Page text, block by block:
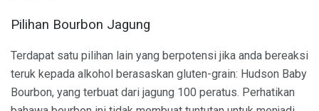
Pilihan Bourbon Jagung
Terdapat satu pilihan lain yang berpotensi jika anda bereaksi
teruk kepada alkohol berasaskan gluten-grain: Hudson Baby
Bourbon, yang terbuat dari jagung 100 peratus. Perhatikan